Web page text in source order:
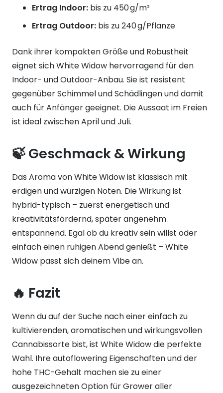
Ertrag Indoor: bis zu 450 g/m²
Ertrag Outdoor: bis zu 240 g/Pflanze
Dank ihrer kompakten Größe und Robustheit
eignet sich White Widow hervorragend für den
Indoor- und Outdoor-Anbau. Sie ist resistent
gegenüber Schimmel und Schädlingen und damit
auch für Anfänger geeignet. Die Aussaat im Freien
ist ideal zwischen April und Juli.
🍃 Geschmack & Wirkung
Das Aroma von White Widow ist klassisch mit
erdigen und würzigen Noten. Die Wirkung ist
hybrid-typisch – zuerst energetisch und
kreativitätsfördernd, später angenehm
entspannend. Egal ob du kreativ sein willst oder
einfach einen ruhigen Abend genießt – White
Widow passt sich deinem Vibe an.
🔥 Fazit
Wenn du auf der Suche nach einer einfach zu
kultivierenden, aromatischen und wirkungsvollen
Cannabissorte bist, ist White Widow die perfekte
Wahl. Ihre autoflowering Eigenschaften und der
hohe THC-Gehalt machen sie zu einer
ausgezeichneten Option für Grower aller